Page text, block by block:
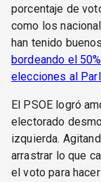
porcentaje de
como los
han tenido
bordeando el
elecciones al
El PSOE logró
electorado
izquierda.
arrastrar lo que
el voto para